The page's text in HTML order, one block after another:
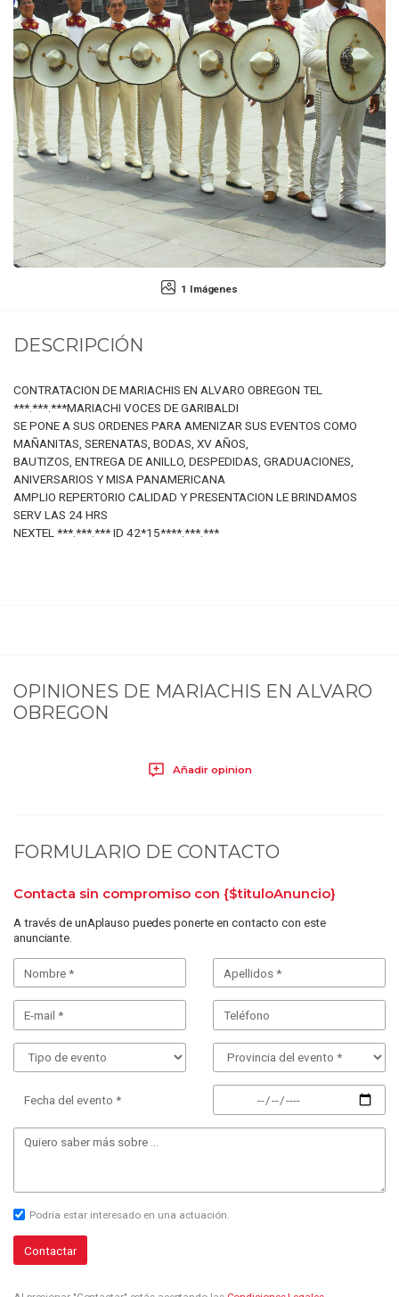
1 Imágenes
DESCRIPCIÓN
CONTRATACION DE MARIACHIS EN ALVARO OBREGON TEL
***.***.***MARIACHI VOCES DE GARIBALDI
SE PONE A SUS ORDENES PARA AMENIZAR SUS EVENTOS COMO
MAÑANITAS, SERENATAS, BODAS, XV AÑOS,
BAUTIZOS, ENTREGA DE ANILLO, DESPEDIDAS, GRADUACIONES,
ANIVERSARIOS Y MISA PANAMERICANA
AMPLIO REPERTORIO CALIDAD Y PRESENTACION LE BRINDAMOS
SERV LAS 24 HRS
NEXTEL ***.***.*** ID 42*15****.***.***
OPINIONES DE MARIACHIS EN ALVARO
OBREGON
Añadir opinion
FORMULARIO DE CONTACTO
Contacta sin compromiso con {$tituloAnuncio}
A través de unAplauso puedes ponerte en contacto con este
anunciante.
Fecha del evento *
Podría estar interesado en una actuación.
Contactar